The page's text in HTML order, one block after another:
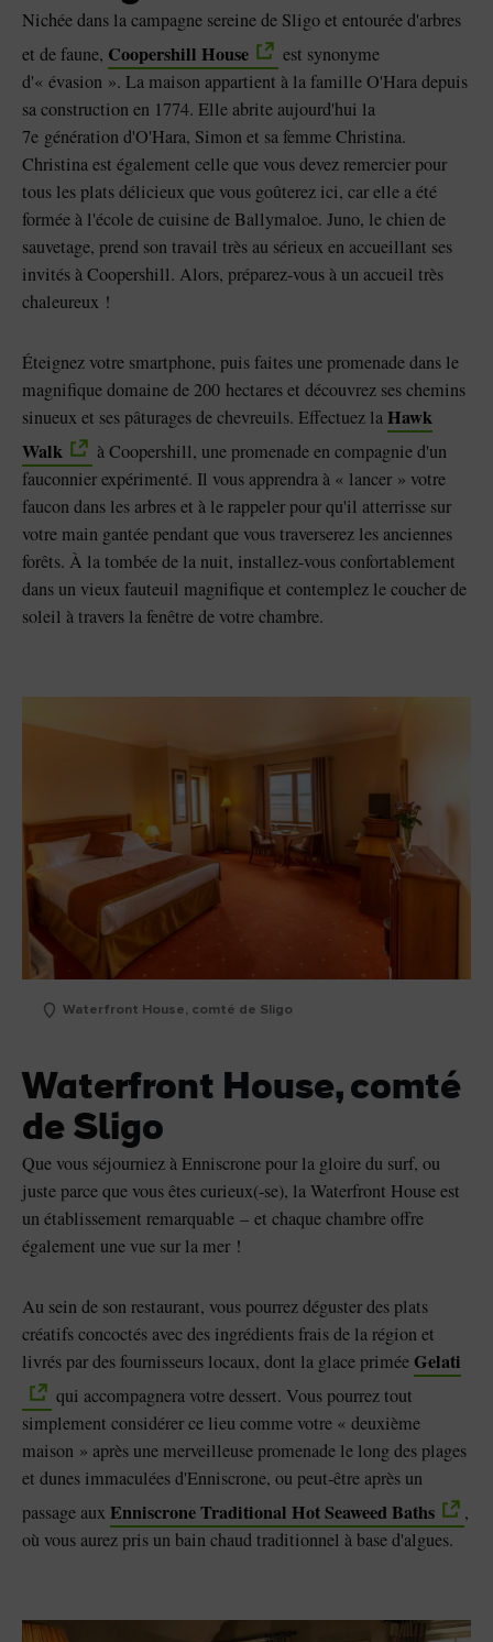
Nichée dans la campagne sereine de Sligo et entourée d'arbres
et de faune, Coopershill House
est synonyme
d'« évasion ». La maison appartient à la famille O'Hara depuis
sa construction en 1774. Elle abrite aujourd'hui la
7e génération d'O'Hara, Simon et sa femme Christina.
Christina est également celle que vous devez remercier pour
tous les plats délicieux que vous goûterez ici, car elle a été
formée à l'école de cuisine de Ballymaloe. Juno, le chien de
sauvetage, prend son travail très au sérieux en accueillant ses
invités à Coopershill. Alors, préparez-vous à un accueil très
chaleureux !
Éteignez votre smartphone, puis faites une promenade dans le
magnifique domaine de 200 hectares et découvrez ses chemins
sinueux et ses pâturages de chevreuils. Effectuez laHawk
Walk
à Coopershill, une promenade en compagnie d'un
fauconnier expérimenté. Il vous apprendra à « lancer » votre
faucon dans les arbres et à le rappeler pour qu'il atterrisse sur
votre main gantée pendant que vous traverserez les anciennes
forêts. À la tombée de la nuit, installez-vous confortablement
dans un vieux fauteuil magnifique et contemplez le coucher de
soleil à travers la fenêtre de votre chambre.
Waterfront House, comté de Sligo
Waterfront House, comté
de Sligo
Que vous séjourniez à Enniscrone pour la gloire du surf, ou
juste parce que vous êtes curieux(-se), la Waterfront House est
un établissement remarquable – et chaque chambre offre
également une vue sur la mer !
Au sein de son restaurant, vous pourrez déguster des plats
créatifs concoctés avec des ingrédients frais de la région et
livrés par des fournisseurs locaux, dont la glace priméeGelati
qui accompagnera votre dessert. Vous pourrez tout
simplement considérer ce lieu comme votre « deuxième
maison » après une merveilleuse promenade le long des plages
et dunes immaculées d'Enniscrone, ou peut-être après un
passage aux Enniscrone Traditional Hot Seaweed Baths
,
où vous aurez pris un bain chaud traditionnel à base d'algues.